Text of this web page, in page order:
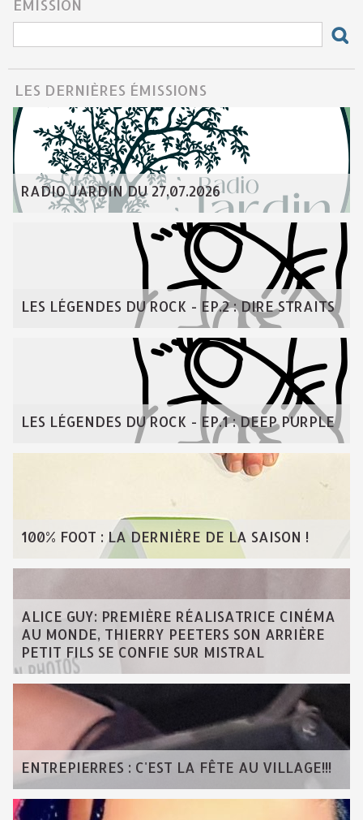
ÉMISSION
LES DERNIÈRES ÉMISSIONS
RADIO JARDIN DU 27.07.2026
LES LÉGENDES DU ROCK - EP.2 : DIRE STRAITS
LES LÉGENDES DU ROCK - EP.1 : DEEP PURPLE
100% FOOT : LA DERNIÈRE DE LA SAISON !
ALICE GUY: PREMIÈRE RÉALISATRICE CINÉMA
AU MONDE, THIERRY PEETERS SON ARRIÈRE
PETIT FILS SE CONFIE SUR MISTRAL
ENTREPIERRES : C'EST LA FÊTE AU VILLAGE!!!